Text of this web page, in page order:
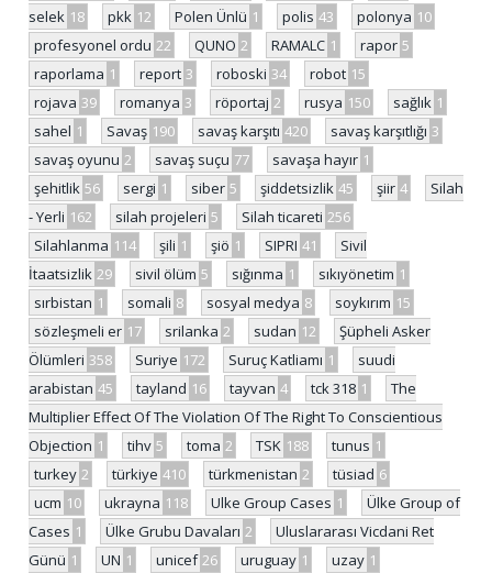
selek 18 pkk 12 Polen Ünlü 1 polis 43 polonya 10
profesyonel ordu 22 QUNO 2 RAMALC 1 rapor 5
raporlama 1 report 3 roboski 34 robot 15
rojava 39 romanya 3 röportaj 2 rusya 150 sağlık 1
sahel 1 Savaş 190 savaş karşıtı 420 savaş karşıtlığı 3
savaş oyunu 2 savaş suçu 77 savaşa hayır 1
şehitlik 56 sergi 1 siber 5 şiddetsizlik 45 şiir 4
Silah
- Yerli 162 silah projeleri 5 Silah ticareti 256
Silahlanma 114 şili 1 şiö 1 SIPRI 41
Sivil
İtaatsizlik 29 sivil ölüm 5 sığınma 1 sıkıyönetim 1
sırbistan 1 somali 8 sosyal medya 8 soykırım 15
sözleşmeli er 17 srilanka 2 sudan 12
Şüpheli Asker
Ölümleri 358 Suriye 172 Suruç Katliamı 1
suudi
arabistan 45 tayland 16 tayvan 4 tck 318 1
The
Multiplier Effect Of The Violation Of The Right To Conscientious
Objection 1 tihv 5 toma 2 TSK 188 tunus 1
turkey 2 türkiye 410 türkmenistan 2 tüsiad 6
ucm 10 ukrayna 118 Ulke Group Cases 1
Ülke Group of
Cases 1 Ülke Grubu Davaları 2
Uluslararası Vicdani Ret
Günü 1 UN 1 unicef 26 uruguay 1 uzay 1